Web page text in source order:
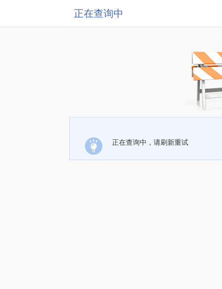
正在查询中
正在查询中，请刷新重试